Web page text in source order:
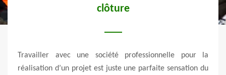
clôture
Travailler avec une société professionnelle pour la
réalisation d’un projet est juste une parfaite sensation du